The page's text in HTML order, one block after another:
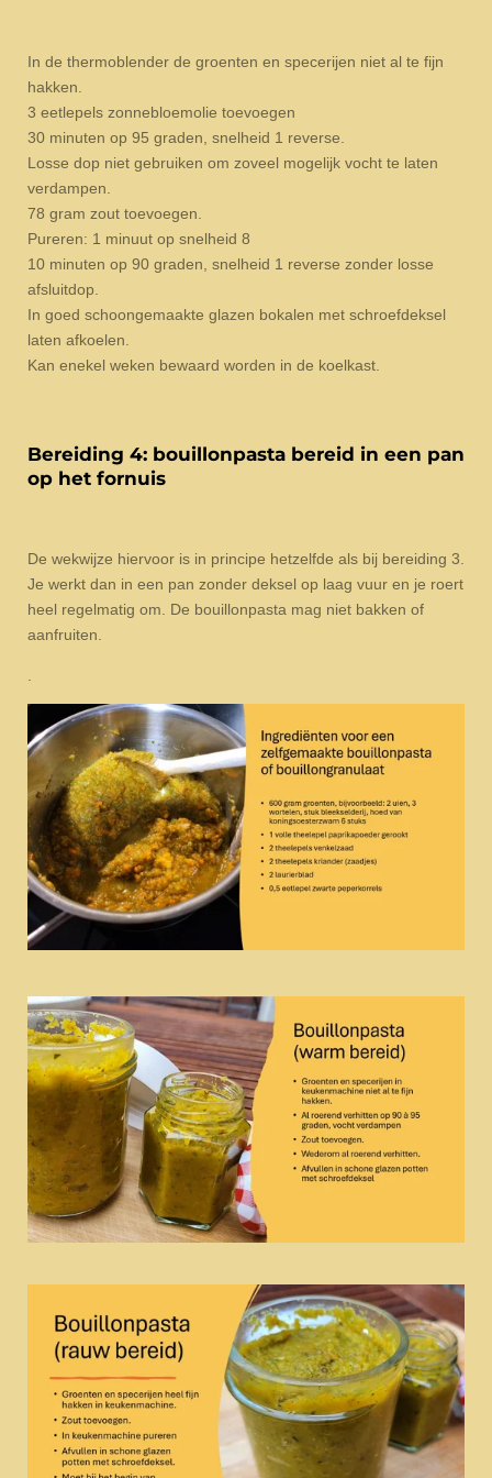
In de thermoblender de groenten en specerijen niet al te fijn
hakken.
3 eetlepels zonnebloemolie toevoegen
30 minuten op 95 graden, snelheid 1 reverse.
Losse dop niet gebruiken om zoveel mogelijk vocht te laten
verdampen.
78 gram zout toevoegen.
Pureren: 1 minuut op snelheid 8
10 minuten op 90 graden, snelheid 1 reverse zonder losse
afsluitdop.
In goed schoongemaakte glazen bokalen met schroefdeksel
laten afkoelen.
Kan enekel weken bewaard worden in de koelkast.
Bereiding 4: bouillonpasta bereid in een pan
op het fornuis
De wekwijze hiervoor is in principe hetzelfde als bij bereiding 3.
Je werkt dan in een pan zonder deksel op laag vuur en je roert
heel regelmatig om. De bouillonpasta mag niet bakken of
aanfruiten.